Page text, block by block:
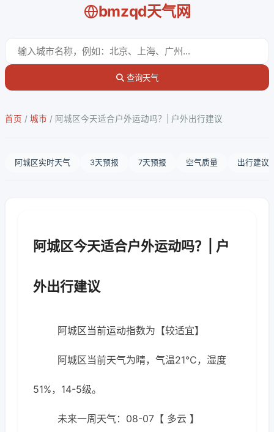
bmzqd天气网
查询天气
首页 / 城市 / 阿城区今天适合户外运动吗？| 户外出行建议
阿城区实时天气 3天预报 7天预报 空气质量 出行建议
阿城区今天适合户外运动吗？| 户
外出行建议
阿城区当前运动指数为【较适宜】
阿城区当前天气为晴，气温21℃，湿度
51%，14-5级。
未来一周天气：08-07【 多云 】